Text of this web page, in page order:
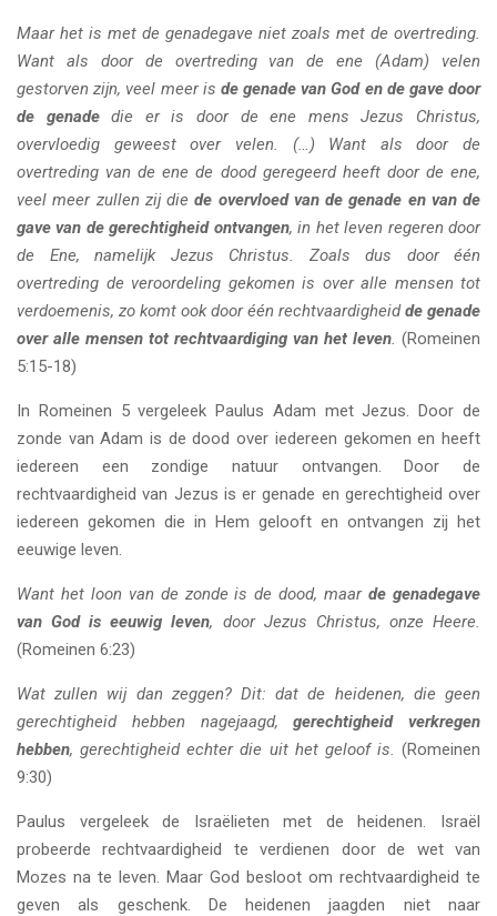
Maar het is met de genadegave niet zoals met de overtreding.
Want als door de overtreding van de ene (Adam) velen
gestorven zijn, veel meer is de genade van God en de gave door
de genadedie er is door de ene mens Jezus Christus,
overvloedig geweest over velen. (…) Want als door de
overtreding van de ene de dood geregeerd heeft door de ene,
veel meer zullen zij diede overvloed van de genade en van de
gave van de gerechtigheid ontvangen, in het leven regeren door
de Ene, namelijk Jezus Christus. Zoals dus door één
overtreding de veroordeling gekomen is over alle mensen tot
verdoemenis, zo komt ook door één rechtvaardigheidde genade
over alle mensen tot rechtvaardiging van het leven. (Romeinen
5:15-18)
In Romeinen 5 vergeleek Paulus Adam met Jezus. Door de
zonde van Adam is de dood over iedereen gekomen en heeft
iedereen een zondige natuur ontvangen. Door de
rechtvaardigheid van Jezus is er genade en gerechtigheid over
iedereen gekomen die in Hem gelooft en ontvangen zij het
eeuwige leven.
Want het loon van de zonde is de dood, maarde genadegave
van God is eeuwig leven, door Jezus Christus, onze Heere.
(Romeinen 6:23)
Wat zullen wij dan zeggen? Dit: dat de heidenen, die geen
gerechtigheid hebben nagejaagd,gerechtigheid verkregen
hebben, gerechtigheid echter die uit het geloof is. (Romeinen
9:30)
Paulus vergeleek de Israëlieten met de heidenen. Israël
probeerde rechtvaardigheid te verdienen door de wet van
Mozes na te leven. Maar God besloot om rechtvaardigheid te
geven als geschenk. De heidenen jaagden niet naar